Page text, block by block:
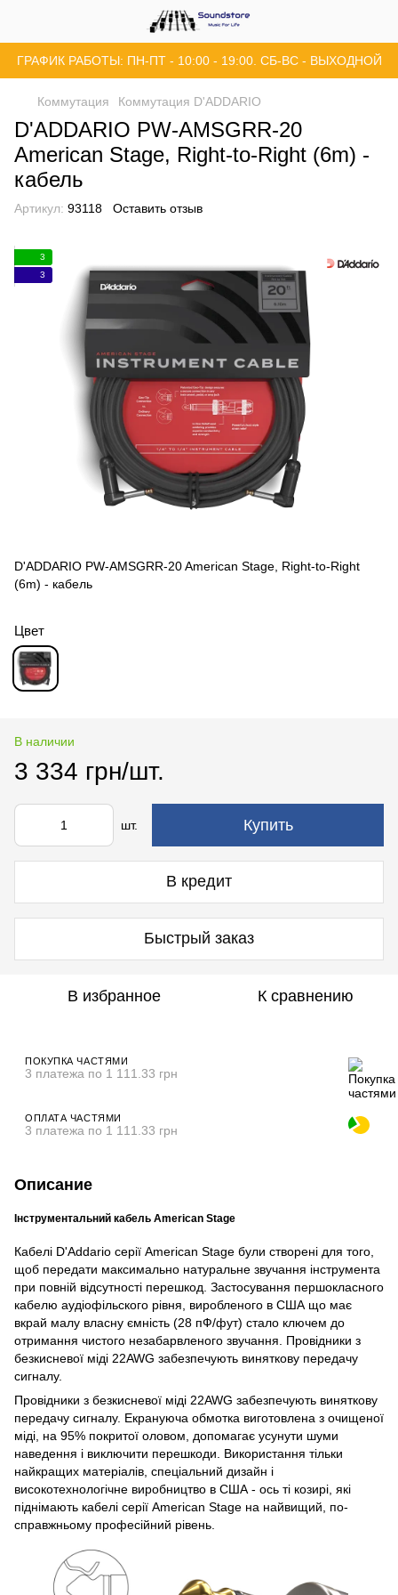
ГРАФИК РАБОТЫ: ПН-ПТ - 10:00 - 19:00. СБ-ВС - ВЫХОДНОЙ
Коммутация Коммутация D'ADDARIO
D'ADDARIO PW-AMSGRR-20
American Stage, Right-to-Right (6m) -
кабель
Артикул: 93118 Оставить отзыв
3
3
D'ADDARIO PW-AMSGRR-20 American Stage, Right-to-Right
(6m) - кабель
Цвет
В наличии
3 334 грн/шт.
шт. Купить
В кредит
Быстрый заказ
В избранное К сравнению
ПОКУПКА ЧАСТЯМИ
3 платежа по 1 111.33 грн
ОПЛАТА ЧАСТЯМИ
3 платежа по 1 111.33 грн
Описание
Інструментальний кабель American Stage
Кабелі D'Addario серії American Stage були створені для того,
щоб передати максимально натуральне звучання інструмента
при повній відсутності перешкод. Застосування першокласного
кабелю аудіофільского рівня, виробленого в США що має
вкрай малу власну ємність (28 пФ/фут) стало ключем до
отримання чистого незабарвленого звучання. Провідники з
безкисневої міді 22AWG забезпечують виняткову передачу
сигналу.
Провідники з безкисневої міді 22AWG забезпечують виняткову
передачу сигналу. Екрануюча обмотка виготовлена ​​з очищеної
міді, на 95% покритої оловом, допомагає усунути шуми
наведення і виключити перешкоди. Використання тільки
найкращих матеріалів, спеціальний дизайн і
високотехнологічне виробництво в США - ось ті козирі, які
піднімають кабелі серії American Stage на найвищий, по-
справжньому професійний рівень.